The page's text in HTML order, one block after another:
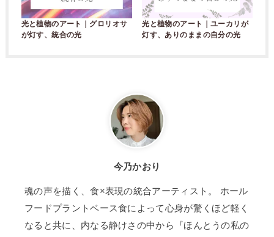
光と植物のアート｜グロリオサ
が灯す、統合の光
光と植物のアート｜ユーカリが
灯す、ありのままの自分の光
今乃かおり
魂の声を描く、食×表現の統合アーティスト。 ホール
フードプラントベース食によって心身が驚くほど軽く
なると共に、内なる静けさの中から『ほんとうの私の